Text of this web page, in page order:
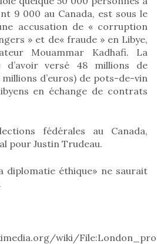
9 000 au Canada, est sous le
accusation de « corruption
» et de« fraude » en Libye,
Mouammar Kadhafi. La
d’avoir versé 48 millions de
d’euros) de pots-de-vin
en échange de contrats
fédérales au Canada,
pour Justin Trudeau.
diplomatie éthique» ne saurait
wiki/